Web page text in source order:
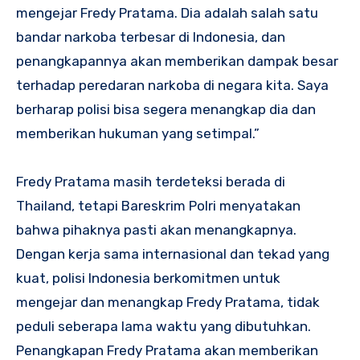
mengejar Fredy Pratama. Dia adalah salah satu
bandar narkoba terbesar di Indonesia, dan
penangkapannya akan memberikan dampak besar
terhadap peredaran narkoba di negara kita. Saya
berharap polisi bisa segera menangkap dia dan
memberikan hukuman yang setimpal.”
Fredy Pratama masih terdeteksi berada di
Thailand, tetapi Bareskrim Polri menyatakan
bahwa pihaknya pasti akan menangkapnya.
Dengan kerja sama internasional dan tekad yang
kuat, polisi Indonesia berkomitmen untuk
mengejar dan menangkap Fredy Pratama, tidak
peduli seberapa lama waktu yang dibutuhkan.
Penangkapan Fredy Pratama akan memberikan